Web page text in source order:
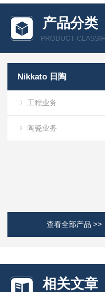
产品分类
PRODUCT
Nikkato 日陶
工程业务
陶瓷业务
查看全部产品 >>
相关文章